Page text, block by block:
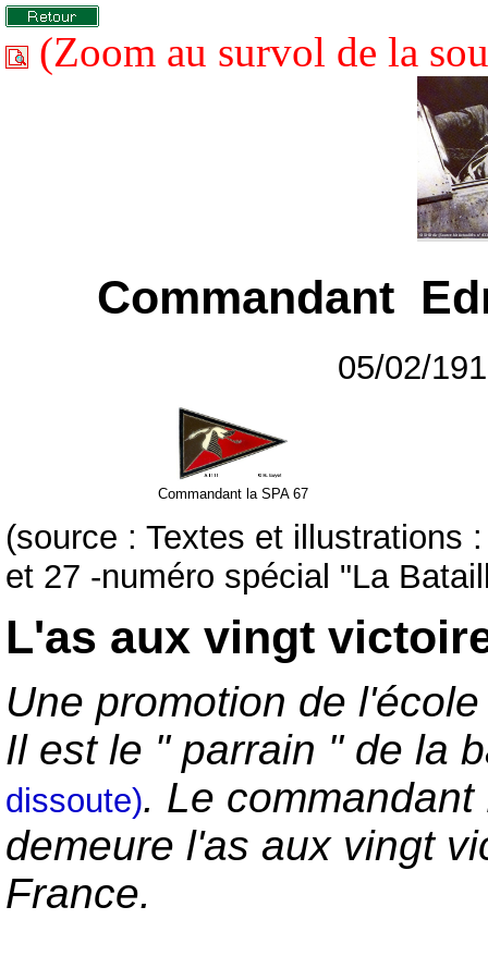
(Zoom au survol de la
Commandant
05/02/
Commandant la SPA 67
(source : Textes et illustrations
et 27 -numéro spécial "La
L'as aux vingt
Une promotion de
Il est le " parrain " de la
dissoute). Le
demeure l'as aux vingt
France.